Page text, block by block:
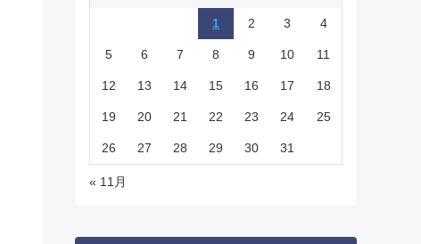
1 2 3 4
5 6 7 8 9 10 11
12 13 14 15 16 17 18
19 20 21 22 23 24 25
26 27 28 29 30 31
« 11月